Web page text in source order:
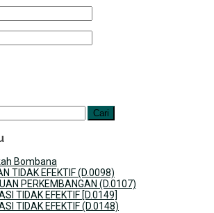
Bombana
TIDAK EFEKTIF (D.0098)
PERKEMBANGAN (D.0107)
TIDAK EFEKTIF [D.0149]
TIDAK EFEKTIF (D.0148)